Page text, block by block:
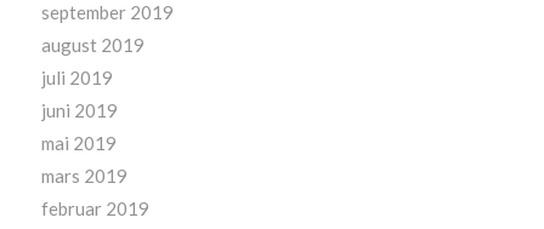
september 2019
august 2019
juli 2019
juni 2019
mai 2019
mars 2019
februar 2019